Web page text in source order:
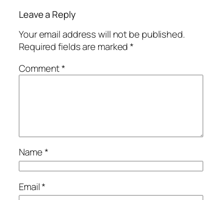
Leave a Reply
Your email address will not be published.
Required fields are marked*
Comment*
Name*
Email*